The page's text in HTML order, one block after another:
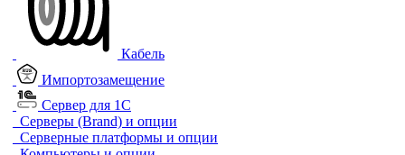
Кабель
Импортозамещение
Сервер для 1С
Серверы (Brand) и опции
Серверные платформы и опции